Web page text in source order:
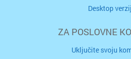
Desktop
ZA POSLOVNE
Uključite svoju